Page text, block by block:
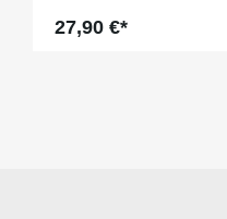
Regulärer Preis:
27,90 €*